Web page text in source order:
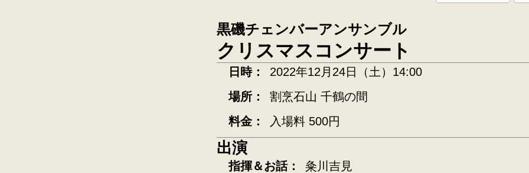
黒磯チェンバーアンサンブル
クリスマスコンサート
日時：
2022年12月24日（土）14:00
場所：
割烹石山 千鶴の間
料金：
入場料 500円
出演
指揮＆お話：
粂川吉見